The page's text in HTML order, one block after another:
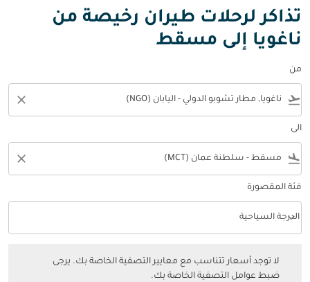
تذاكر لرحلات طيران رخيصة من
ناغويا إلى مسقط
من
flight_takeoff
close
الى
flight_land
close
فئة المقصورة
فئة المقصورة option الدرجة السياحية Selected
الدرجة السياحية
keyboard_arrow_down
لا توجد أسعار تتناسب مع معايير التصفية الخاصة بك. يرجى
ضبط عوامل التصفية الخاصة بك.